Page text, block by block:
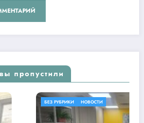
пропустили